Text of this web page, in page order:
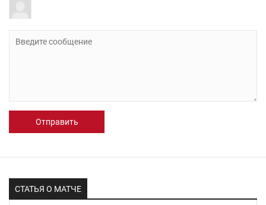
Отправить
СТАТЬЯ О МАТЧЕ